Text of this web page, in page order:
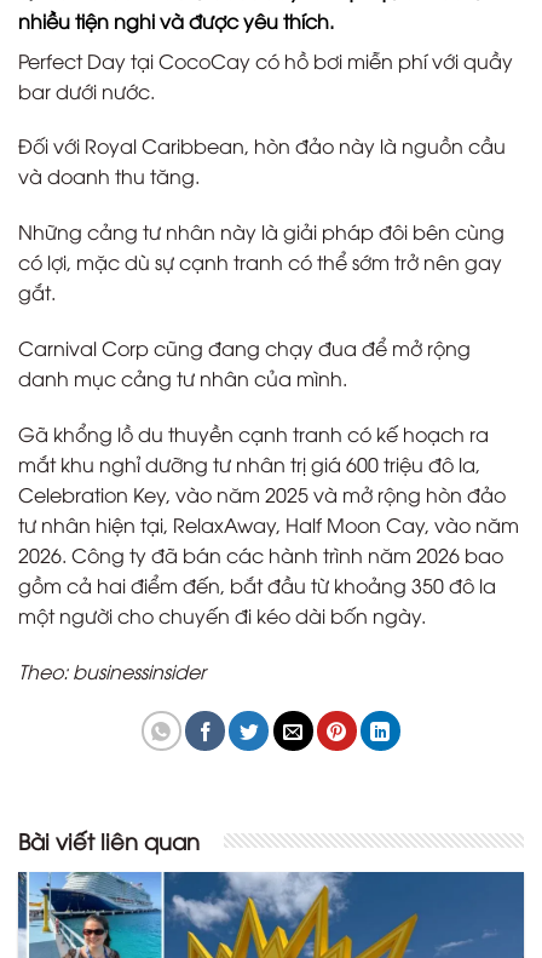
nhiều tiện nghi và được yêu thích.
Perfect Day tại CocoCay có hồ bơi miễn phí với quầy
bar dưới nước.
Đối với Royal Caribbean, hòn đảo này là nguồn cầu
và doanh thu tăng.
Những cảng tư nhân này là giải pháp đôi bên cùng
có lợi, mặc dù sự cạnh tranh có thể sớm trở nên gay
gắt.
Carnival Corp cũng đang chạy đua để mở rộng
danh mục cảng tư nhân của mình.
Gã khổng lồ du thuyền cạnh tranh có kế hoạch ra
mắt khu nghỉ dưỡng tư nhân trị giá 600 triệu đô la,
Celebration Key, vào năm 2025 và mở rộng hòn đảo
tư nhân hiện tại, RelaxAway, Half Moon Cay, vào năm
2026. Công ty đã bán các hành trình năm 2026 bao
gồm cả hai điểm đến, bắt đầu từ khoảng 350 đô la
một người cho chuyến đi kéo dài bốn ngày.
Theo: businessinsider
Bài viết liên quan